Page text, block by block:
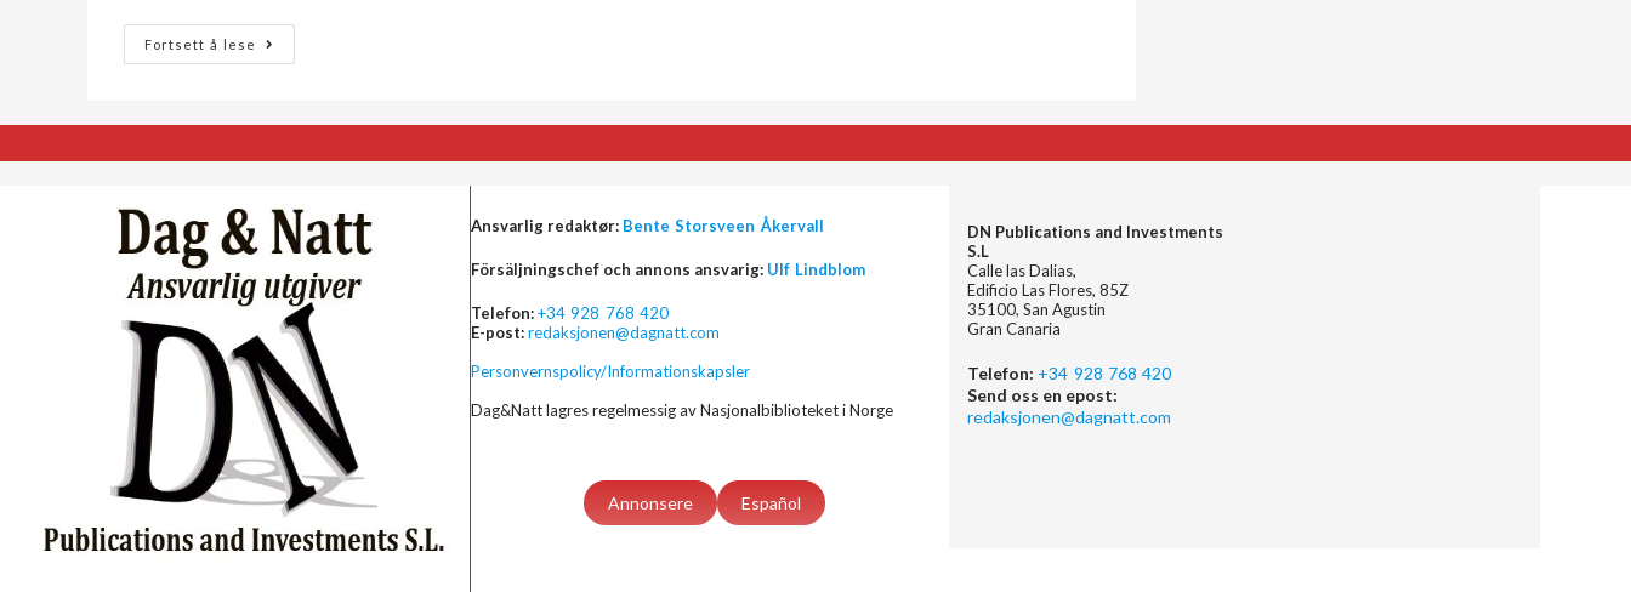
Fortsett å lese
Ansvarlig redaktør: Bente Storsveen Åkervall
Försäljningschef och annons ansvarig: Ulf Lindblom
Telefon:+34 928 768 420
E-post:redaksjonen@dagnatt.com
Personvernspolicy/Informationskapsler
Dag&Natt lagres regelmessig av Nasjonalbiblioteket i Norge
Annonsere Español
DN Publications and Investments
S.L
Calle las Dalias,
Edificio Las Flores, 85Z
35100, San Agustin
Gran Canaria
Telefon: +34 928 768 420
Send oss en epost:
redaksjonen@dagnatt.com